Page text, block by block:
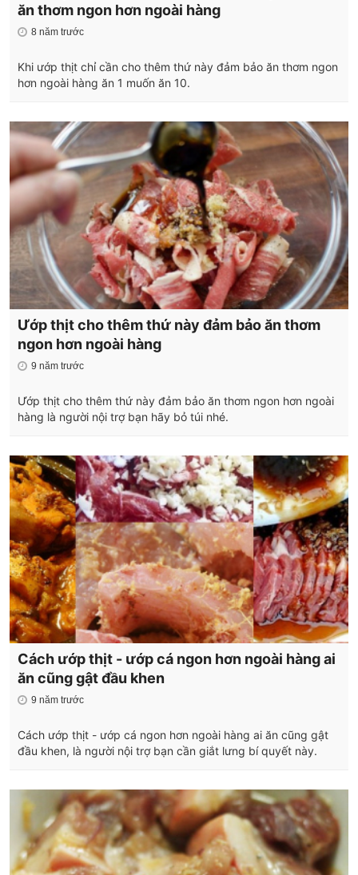
ăn thơm ngon hơn ngoài hàng
8 năm trước
Khi ướp thịt chỉ cần cho thêm thứ này đảm bảo ăn thơm ngon
hơn ngoài hàng ăn 1 muốn ăn 10.
Ướp thịt cho thêm thứ này đảm bảo ăn thơm
ngon hơn ngoài hàng
9 năm trước
Ướp thịt cho thêm thứ này đảm bảo ăn thơm ngon hơn ngoài
hàng là người nội trợ bạn hãy bỏ túi nhé.
Cách ướp thịt - ướp cá ngon hơn ngoài hàng ai
ăn cũng gật đầu khen
9 năm trước
Cách ướp thịt - ướp cá ngon hơn ngoài hàng ai ăn cũng gật
đầu khen, là người nội trợ bạn cần giắt lưng bí quyết này.